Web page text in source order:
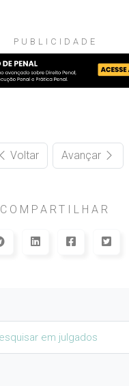
PUBLICIDADE
Voltar Avançar
COMPARTILHAR